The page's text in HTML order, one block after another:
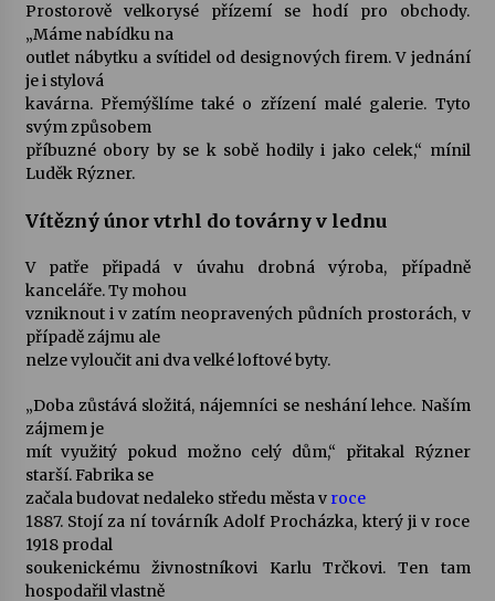
Prostorově velkorysé přízemí se hodí pro obchody.
„Máme nabídku na
outlet nábytku a svítidel od designových firem. V jednání
je i stylová
kavárna. Přemýšlíme také o zřízení malé galerie. Tyto
svým způsobem
příbuzné obory by se k sobě hodily i jako celek,“ mínil
Luděk Rýzner.
Vítězný únor vtrhl do továrny v lednu
V patře připadá v úvahu drobná výroba, případně
kanceláře. Ty mohou
vzniknout i v zatím neopravených půdních prostorách, v
případě zájmu ale
nelze vyloučit ani dva velké loftové byty.
„Doba zůstává složitá, nájemníci se neshání lehce. Naším
zájmem je
mít využitý pokud možno celý dům,“ přitakal Rýzner
starší. Fabrika se
začala budovat nedaleko středu města v roce
1887. Stojí za ní továrník Adolf Procházka, který ji v roce
1918 prodal
soukenickému živnostníkovi Karlu Trčkovi. Ten tam
hospodařil vlastně